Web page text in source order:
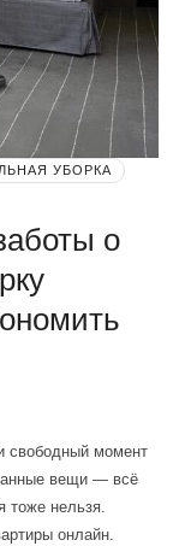
УБОРКА
о
свободный момент
вещи — всё
тоже нельзя.
онлайн.